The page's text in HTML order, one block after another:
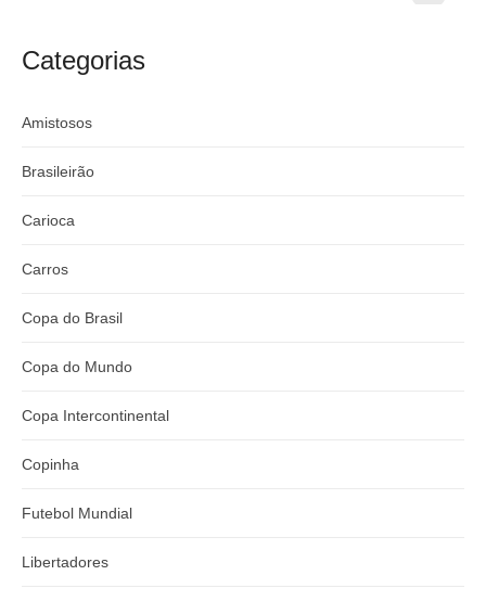
argentino
Categorias
Amistosos
Brasileirão
Carioca
Carros
Copa do Brasil
Copa do Mundo
Copa Intercontinental
Copinha
Futebol Mundial
Libertadores